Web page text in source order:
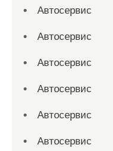
Автосервис
Автосервис
Автосервис
Автосервис
Автосервис
Автосервис